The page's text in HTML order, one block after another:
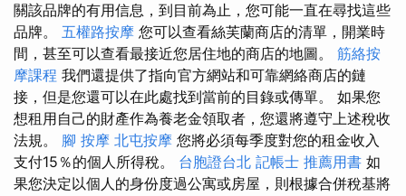
關該品牌的有用信息，到目前為止，您可能一直在尋找這些
品牌。 五權路按摩 您可以查看絲芙蘭商店的清單，開業時
間，甚至可以查看最接近您居住地的商店的地圖。 筋絡按
摩課程 我們還提供了指向官方網站和可靠網絡商店的鏈
接，但是您還可以在此處找到當前的目錄或傳單。 如果您
想租用自己的財產作為養老金領取者，您還將遵守上述稅收
法規。 腳 按摩 北屯按摩 您將必須每季度對您的租金收入
支付15％的個人所得稅。 台胞證台北 記帳士 推薦用書 如
果您決定以個人的身份度過公寓或房屋，則根據合併稅基將